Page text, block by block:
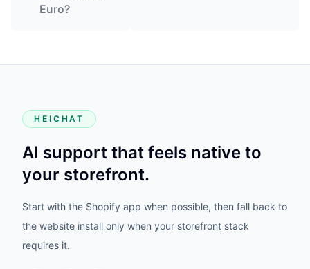
Euro?
HEICHAT
AI support that feels native to
your storefront.
Start with the Shopify app when possible, then fall back to
the website install only when your storefront stack
requires it.